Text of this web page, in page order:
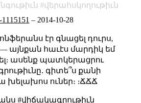
վերահսկողութիւն
– 2014-10-28
էր գնացել դուրս,
— այնքան հաւէս մարդիկ եմ
ասենք պատկերացրու
գիտե՞ս քանի
խելախոս ուներ։ ։ՃՃՃ
#վիճակագրութիւն